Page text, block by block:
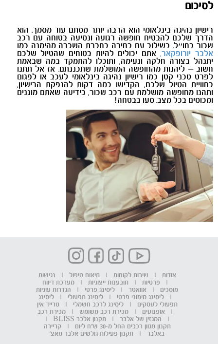
לסיכום
רישיון נהיגה בינלאומי הוא הרבה יותר מסתם עוד מסמך. הוא
הדרך שלכם להבטיח חופשה רגועה ונסיעה בטוחה עם רכב
שכור בחו״ל. בשילוב עם בחירה בחברת השכרה מהימנה כמו
אלבר יורופקאר, אתם יכולים להיות בטוחים שהטיול שלכם
יתנהל בצורה חלקה ונעימה, ותוכלו להתמקד במה שבאמת
חשוב – ליהנות מהחופשה המושלמת שתכננתם. אז אל תתנו
לפרט טכני קטן כמו רישיון נהיגה בינלאומי לעכב או לפגום
בחוויית הטיול שלכם, הקדישו כמה דקות להנפקת הרישיון,
ותהנו מחופשה מושלמת עם רכב שכור, בידיעה שאתם מוגנים
ומכוסים בכל מצב. סעו בבטחה!
אודות | שירות לקוחות | תיאום טיפול |
נגישות
|
פרטיות | תובענות ייצוגיות |
מערכת דיווח
מוסכים
| אוואטר | ליסינג פרטי |
הגדרות עוגיות
|
ליסינג מימוני פרטי | ליסינג תפעולי |
ליסינג
תפעולי לעסקים
| ליסינג לרכב חשמלי |
טרייד אין
|
אופנועים | מכירת רכב משומש |
מכירת רכב
|
המגזין של אלבר | תקנון אלבר BLISS
|
תקנון מגוון רכבים החל מ-30 ש"ח ליום
|
קריירה
באלבר
| תקנון פעילות גולשים אלבר מאצ'